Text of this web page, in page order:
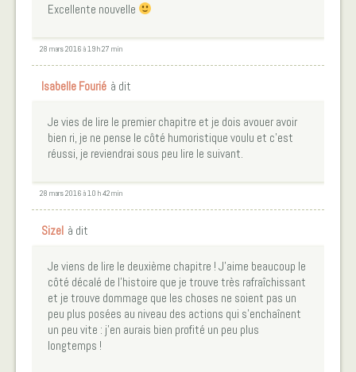
Excellente nouvelle
28 mars 2016 à 19 h 27 min
Isabelle Fourié à dit
Je vies de lire le premier chapitre et je dois avouer avoir
bien ri, je ne pense le côté humoristique voulu et c’est
réussi, je reviendrai sous peu lire le suivant.
28 mars 2016 à 10 h 42 min
Sizel à dit
Je viens de lire le deuxième chapitre ! J’aime beaucoup le
côté décalé de l’histoire que je trouve très rafraîchissant
et je trouve dommage que les choses ne soient pas un
peu plus posées au niveau des actions qui s’enchaînent
un peu vite : j’en aurais bien profité un peu plus
longtemps !